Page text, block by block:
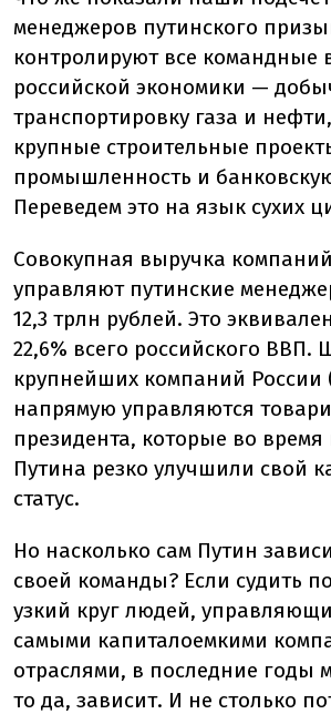
менеджеров путинского
контролируют все командные
российской экономики —
транспортировку газа и
крупные строительные
промышленность и
Переведем это на язык сухих
Совокупная выручка
управляют путинские
12,3 трлн рублей. Это
22,6% всего российского ВВП.
крупнейших компаний России
напрямую управляются
президента, которые во
Путина резко улучшили свой
статус.
Но насколько сам Путин
своей команды? Если судить
узкий круг людей,
самыми капиталоемкими
отраслями, в последние годы
то да, зависит. И не столько